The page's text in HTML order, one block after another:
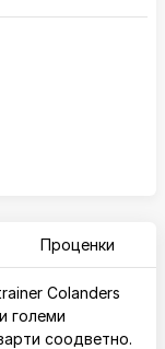
истата ќе
во временскиот
празници
Проценки
Colanders
големи
соодветно.